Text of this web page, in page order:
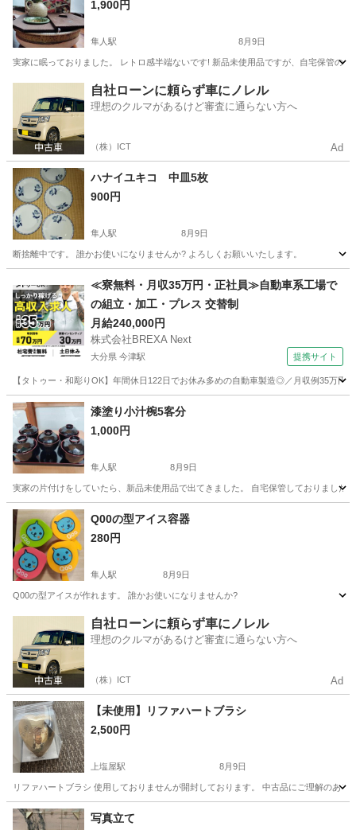
1,900円
隼人駅 8月9日
実家に眠っておりました。 レトロ感半端ないです! 新品未使用品ですが、自宅保管の
隼人駅 調理器具 おでん
自社ローンに頼らず車にノレル
理想のクルマがあるけど審査に通らない方へ
（株）ICT Ad
ハナイユキコ 中皿5枚
900円
隼人駅 8月9日
断捨離中です。 誰かお使いになりませんか? よろしくお願いいたします。
隼人駅 食器 断捨離
≪寮無料・月収35万円・正社員≫自動車系工場で
の組立・加工・プレス 交替制
月給240,000円
株式会社BREXA Next
大分県 今津駅 提携サイト
【タトゥー・和彫りOK】年間休日122日でお休み多めの自動車製造◎／月収例35万
大分 中津市 今津駅 その他
漆塗り小汁椀5客分
1,000円
隼人駅 8月9日
実家の片付けをしていたら、新品未使用品で出てきました。 自宅保管しておりまし
鹿児島 霧島市 隼人駅 食器
Q00の型アイス容器
280円
隼人駅 8月9日
Q00の型アイスが作れます。 誰かお使いになりませんか?
隼人駅 調理器具 アイス
自社ローンに頼らず車にノレル
理想のクルマがあるけど審査に通らない方へ
（株）ICT Ad
【未使用】リファハートブラシ
2,500円
上塩屋駅 8月9日
リファハートブラシ 使用しておりませんが開封しております。 中古品にご理解のある
鹿児島 鹿児島市 上塩屋駅
写真立て